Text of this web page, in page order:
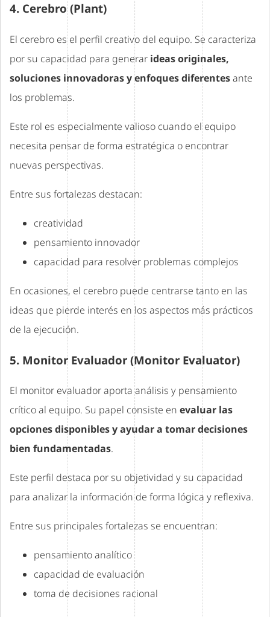
4. Cerebro (Plant)
El cerebro es el perfil creativo del equipo. Se caracteriza
por su capacidad para generar ideas originales,
soluciones innovadoras y enfoques diferentesante
los problemas.
Este rol es especialmente valioso cuando el equipo
necesita pensar de forma estratégica o encontrar
nuevas perspectivas.
Entre sus fortalezas destacan:
creatividad
pensamiento innovador
capacidad para resolver problemas complejos
En ocasiones, el cerebro puede centrarse tanto en las
ideas que pierde interés en los aspectos más prácticos
de la ejecución.
5. Monitor Evaluador (Monitor Evaluator)
El monitor evaluador aporta análisis y pensamiento
crítico al equipo. Su papel consiste en evaluar las
opciones disponibles y ayudar a tomar decisiones
bien fundamentadas.
Este perfil destaca por su objetividad y su capacidad
para analizar la información de forma lógica y reflexiva.
Entre sus principales fortalezas se encuentran:
pensamiento analítico
capacidad de evaluación
toma de decisiones racional